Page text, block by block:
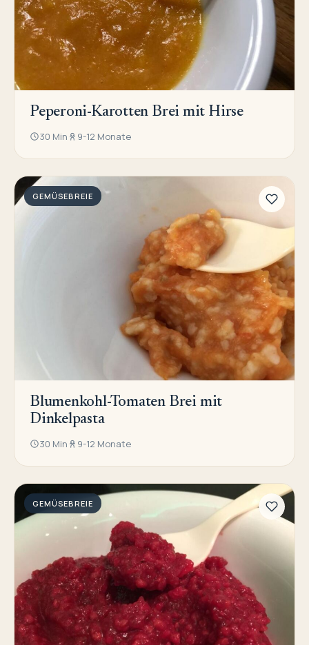
Peperoni-Karotten Brei mit Hirse
30 Min 9-12 Monate
GEMÜSEBREIE
Blumenkohl-Tomaten Brei mit
Dinkelpasta
30 Min 9-12 Monate
GEMÜSEBREIE